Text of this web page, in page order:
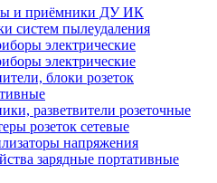
и приёмники ДУ ИК
систем пылеудаления
электрические
электрические
блоки розеток
разветвители розеточные
розеток сетевые
напряжения
зарядные портативные